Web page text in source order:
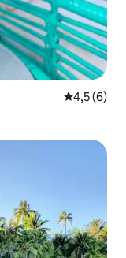
4,5 (6)